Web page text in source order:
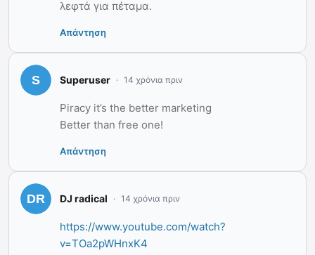
λεφτά για πέταμα.
Απάντηση
Superuser 14 χρόνια πριν
Piracy it’s the better marketing
Better than free one!
Απάντηση
DJ radical 14 χρόνια πριν
https://www.youtube.com/watch?
v=TOa2pWHnxK4